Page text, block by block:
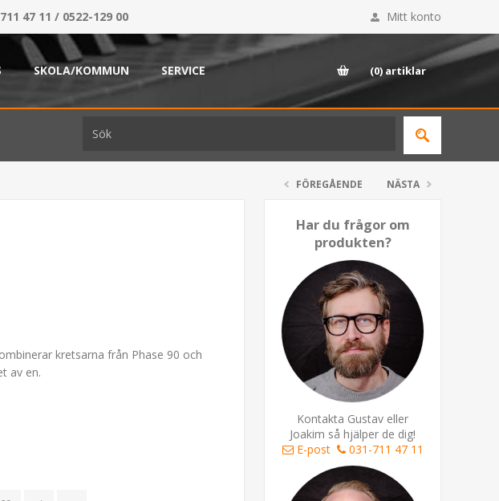
47 11 / 0522-129 00 Mitt konto
SKOLA/KOMMUN SERVICE (0) artiklar
FÖREGÅENDE NÄSTA
Har du frågor om
produkten?
Kontakta Gustav eller
Joakim så hjälper de dig!
E-post
031-711 47 11
kretsarna från Phase 90 och
av en.